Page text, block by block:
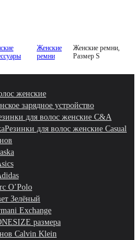
Женские
ремни
Женские ремни,
Размер S
женские
зарядное устройство
для волос женские C&A
Резинки для волос женские Casual
O’Polo
Зелёный
Exchange
размера
Calvin Klein